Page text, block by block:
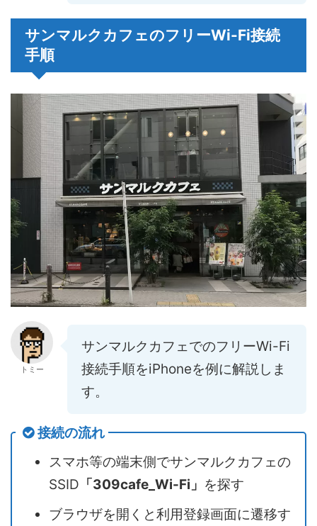
サンマルクカフェのフリーWi-Fi接続
手順
トミー
サンマルクカフェでのフリーWi-Fi
接続手順をiPhoneを例に解説しま
す。
接続の流れ
スマホ等の端末側でサンマルクカフェの
SSID 「309cafe_Wi-Fi」 を探す
ブラウザを開くと利用登録画面に遷移す